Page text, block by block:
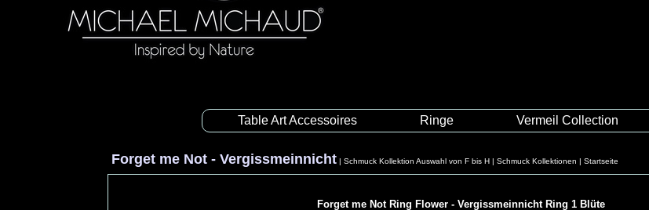
Table Art Accessoires Ringe Vermeil Collection
Forget me Not - Vergissmeinnicht |Schmuck Kollektion Auswahl von F bis H |Schmuck Kollektionen |Startseite
Forget me Not Ring Flower - Vergissmeinnicht Ring 1 Blüte